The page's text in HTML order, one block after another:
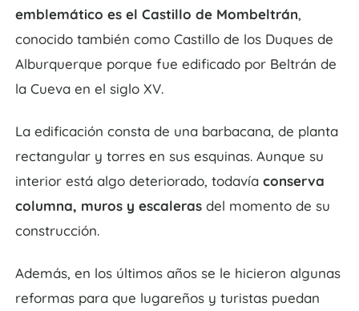
emblemático es el Castillo de Mombeltrán,
conocido también como Castillo de los Duques de
Alburquerque porque fue edificado por Beltrán de
la Cueva en el siglo XV.
La edificación consta de una barbacana, de planta
rectangular y torres en sus esquinas. Aunque su
interior está algo deteriorado, todavía conserva
columna, muros y escalerasdel momento de su
construcción.
Además, en los últimos años se le hicieron algunas
reformas para que lugareños y turistas puedan